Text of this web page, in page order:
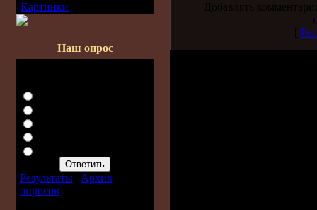
Картинки
Наш опрос
Результаты
Архив
опросов
Добавлять